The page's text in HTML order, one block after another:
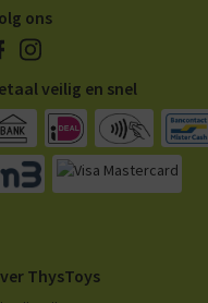
ons
veilig en snel
ThysToys